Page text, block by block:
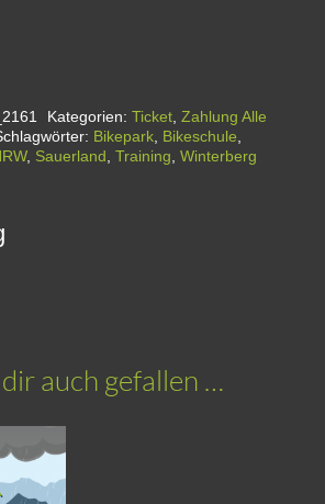
Kategorien: Ticket, Zahlung Alle
Bikepark, Bikeschule
, Sauerland Training Winterberg
auch gefallen …